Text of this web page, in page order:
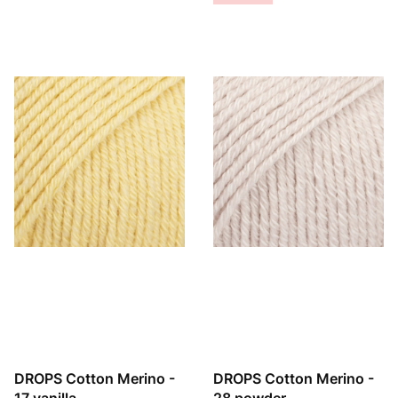
DROPS Cotton Merino -
DROPS Cotton Merino -